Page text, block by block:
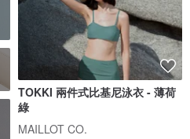
TOKKI 兩件式比基尼泳衣 - 薄荷
綠
MAILLOT CO.